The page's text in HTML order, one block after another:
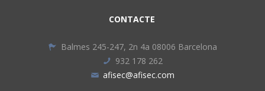
CONTACTE
Balmes 245-247, 2n 4a 08006 Barcelona
932 178 262
afisec@afisec.com